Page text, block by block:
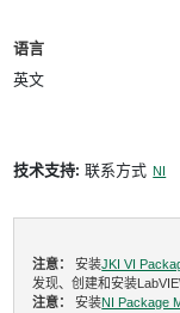
语言
英文
技术支持: 联系方式 NI
注意：安装JKI VI
发现、创建和安装
注意：安装NI Package